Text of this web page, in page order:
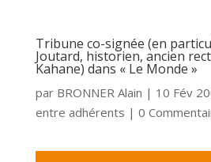
Tribune co-signée (en
Joutard, historien, ancien
Kahane) dans « Le Monde »
par BRONNER Alain | 10 Fév
entre adhérents | 0